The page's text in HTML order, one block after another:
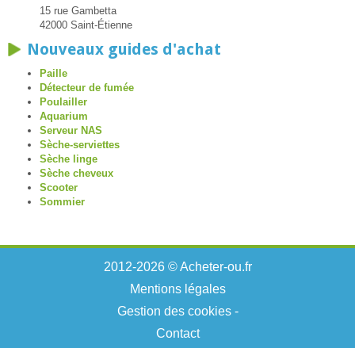
15 rue Gambetta
42000 Saint-Étienne
Nouveaux guides d'achat
Paille
Détecteur de fumée
Poulailler
Aquarium
Serveur NAS
Sèche-serviettes
Sèche linge
Sèche cheveux
Scooter
Sommier
2012-2026 © Acheter-ou.fr
Mentions légales
Gestion des cookies-
Contact